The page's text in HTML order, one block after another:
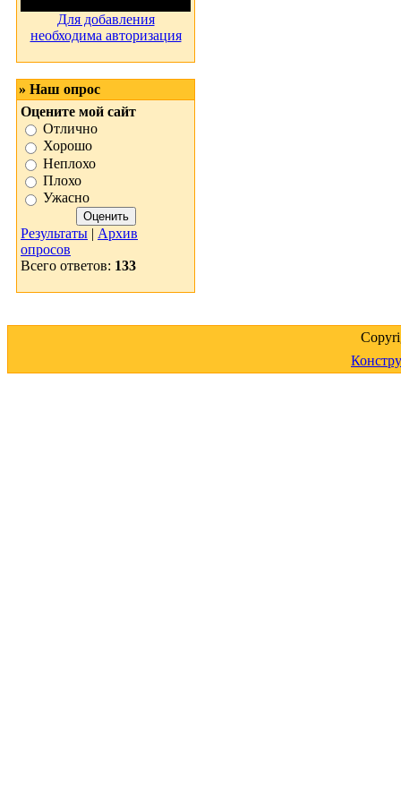
Для добавления
необходима авторизация
» Наш опрос
Оцените мой сайт
Отлично
Хорошо
Неплохо
Плохо
Ужасно
Результаты | Архив
опросов
Всего ответов: 133